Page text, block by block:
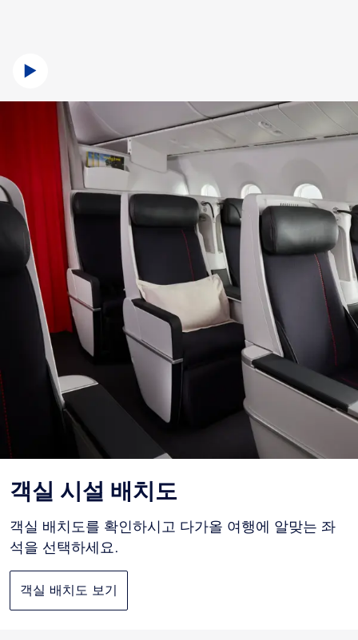
객실 시설 배치도
객실 배치도를 확인하시고 다가올 여행에 알맞는 좌
석을 선택하세요.
객실 배치도 보기